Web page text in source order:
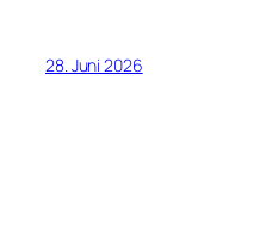
28. Juni 2026